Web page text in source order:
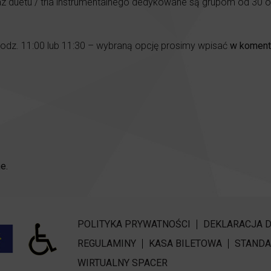
duetu / tria instrumentalnego dedykowane są grupom od 30
11:00 lub 11:30 – wybraną opcję prosimy wpisać w
POLITYKA PRYWATNOŚCI
DEKLARACJA
REGULAMINY
KASA BILETOWA
WIRTUALNY SPACER